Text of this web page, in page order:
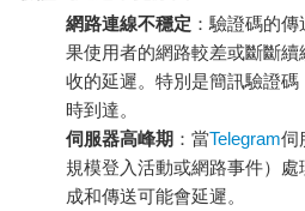
網路連線不穩定 ：驗證碼的
果使用者的網路較差或斷斷
收的延遲。特別是簡訊驗證
時到達。
伺服器高峰期 ：當Telegram伺
規模登入活動或網路事件）
成和傳送可能會延遲。